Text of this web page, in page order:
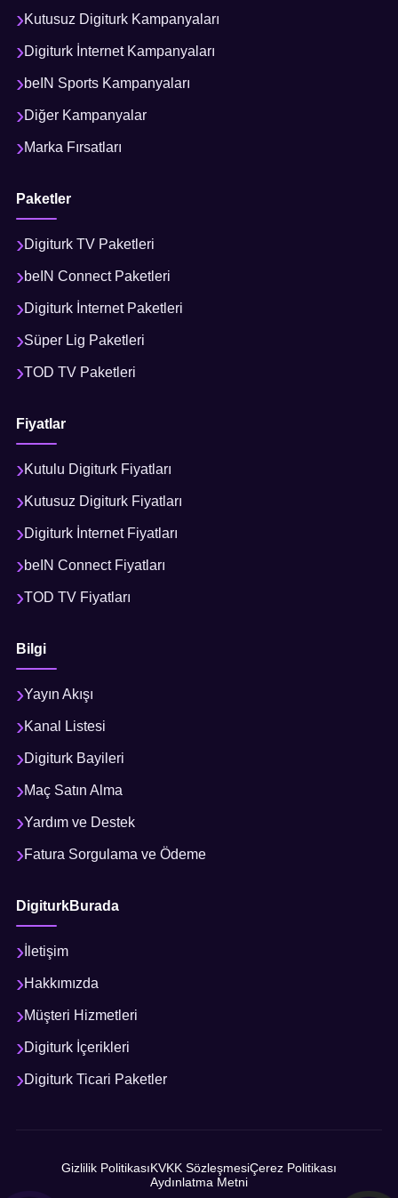
Kutusuz Digiturk Kampanyaları
Digiturk İnternet Kampanyaları
beIN Sports Kampanyaları
Diğer Kampanyalar
Marka Fırsatları
Paketler
Digiturk TV Paketleri
beIN Connect Paketleri
Digiturk İnternet Paketleri
Süper Lig Paketleri
TOD TV Paketleri
Fiyatlar
Kutulu Digiturk Fiyatları
Kutusuz Digiturk Fiyatları
Digiturk İnternet Fiyatları
beIN Connect Fiyatları
TOD TV Fiyatları
Bilgi
Yayın Akışı
Kanal Listesi
Digiturk Bayileri
Maç Satın Alma
Yardım ve Destek
Fatura Sorgulama ve Ödeme
DigiturkBurada
İletişim
Hakkımızda
Müşteri Hizmetleri
Digiturk İçerikleri
Digiturk Ticari Paketler
Gizlilik PolitikasıKVKK SözleşmesiÇerez Politikası
Aydınlatma Metni